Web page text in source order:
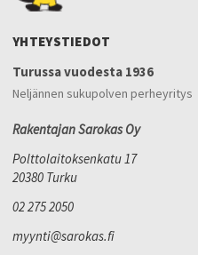
YHTEYSTIEDOT
Turussa vuodesta 1936
Neljännen sukupolven perheyritys
Rakentajan Sarokas Oy
Polttolaitoksenkatu 17
20380 Turku
02 275 2050
myynti@sarokas.fi